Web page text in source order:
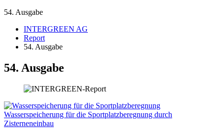
54. Ausgabe
INTERGREEN AG
Report
54. Ausgabe
54. Ausgabe
Wasserspeicherung für die Sportplatzberegnung durch
Zisterneneinbau